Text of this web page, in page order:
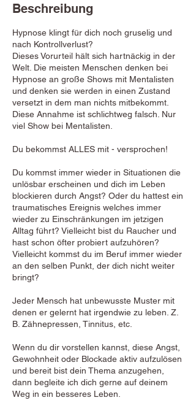
Beschreibung
Hypnose klingt für dich noch gruselig und
nach Kontrollverlust?
Dieses Vorurteil hält sich hartnäckig in der
Welt. Die meisten Menschen denken bei
Hypnose an große Shows mit Mentalisten
und denken sie werden in einen Zustand
versetzt in dem man nichts mitbekommt.
Diese Annahme ist schlichtweg falsch. Nur
viel Show bei Mentalisten.
Du bekommst ALLES mit - versprochen!
Du kommst immer wieder in Situationen die
unlösbar erscheinen und dich im Leben
blockieren durch Angst? Oder du hattest ein
traumatisches Ereignis welches immer
wieder zu Einschränkungen im jetzigen
Alltag führt? Vielleicht bist du Raucher und
hast schon öfter probiert aufzuhören?
Vielleicht kommst du im Beruf immer wieder
an den selben Punkt, der dich nicht weiter
bringt?
Jeder Mensch hat unbewusste Muster mit
denen er gelernt hat irgendwie zu leben. Z.
B. Zähnepressen, Tinnitus, etc.
Wenn du dir vorstellen kannst, diese Angst,
Gewohnheit oder Blockade aktiv aufzulösen
und bereit bist dein Thema anzugehen,
dann begleite ich dich gerne auf deinem
Weg in ein besseres Leben.